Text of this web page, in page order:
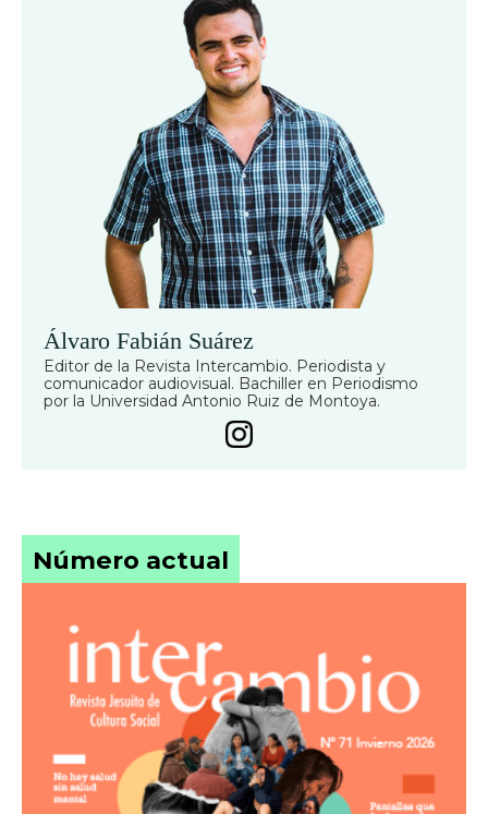
Álvaro Fabián Suárez
Editor de la Revista Intercambio. Periodista y
comunicador audiovisual. Bachiller en Periodismo
por la Universidad Antonio Ruiz de Montoya.
Número actual